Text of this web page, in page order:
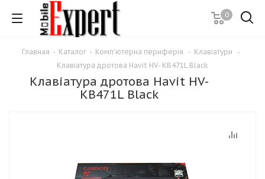
0
Главная - Каталог - Комп'ютерна периферія - Клавіатури
-
Клавіатура дротова Havit HV- KB471L Black
Клавіатура дротова Havit HV-
KB471L Black